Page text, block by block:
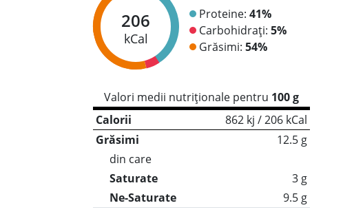
206
kCal
Proteine: 41%
Carbohidrați: 5%
Grăsimi: 54%
Valori medii nutriționale pentru 100 g
Calorii
862 kj / 206 kCal
Grăsimi
12.5 g
din care
Saturate
3 g
Ne-Saturate
9.5 g